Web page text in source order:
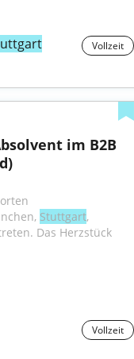
Vollzeit
im B2B
Stuttgart,
Das Herzstück
Vollzeit